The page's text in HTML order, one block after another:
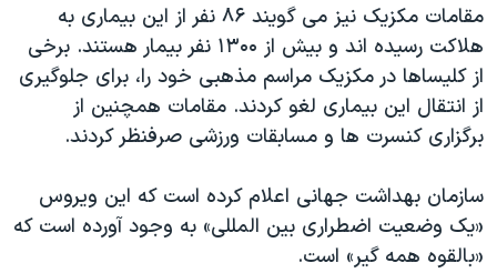
قانون شفافیت دارائی کادر رهبری ایران
اعتراضات مردمی آبان ۹۸
اسرائیل در جنگ
نرگس محمدی برنده جایزه نوبل صلح
صفحه‌های ویژه
سفر پرزیدنت ترامپ به چین
مقامات مکزیک نیز می گویند ۸۶ نفر از این بیماری به
هلاکت رسیده اند و بیش از ۱۳۰۰ نفر بیمار هستند. برخی
از کلیساها در مکزیک مراسم مذهبی خود را، برای جلوگیری
از انتقال این بیماری لغو کردند. مقامات همچنین از
برگزاری کنسرت ها و مسابقات ورزشی صرفنظر کردند.
سازمان بهداشت جهانی اعلام کرده است که این ویروس
«یک وضعیت اضطراری بین المللی» به وجود آورده است که
«بالقوه همه گیر» است.